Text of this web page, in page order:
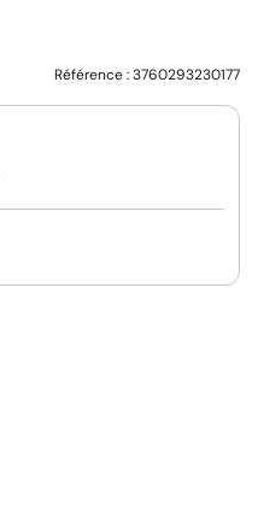
Référence :3760293230177